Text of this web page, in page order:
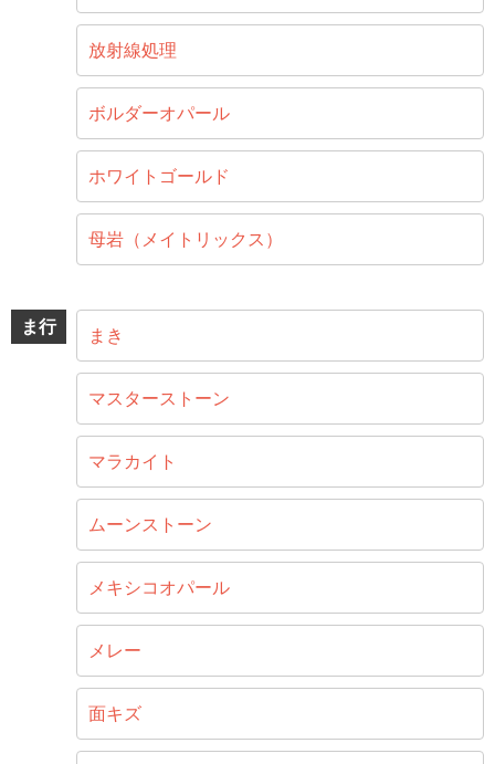
放射線処理
ボルダーオパール
ホワイトゴールド
母岩（メイトリックス）
ま行 まき
マスターストーン
マラカイト
ムーンストーン
メキシコオパール
メレー
面キズ